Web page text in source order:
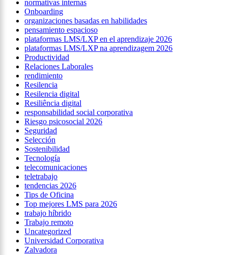
normativas internas
Onboarding
organizaciones basadas en habilidades
pensamiento espacioso
plataformas LMS/LXP en el aprendizaje 2026
plataformas LMS/LXP na aprendizagem 2026
Productividad
Relaciones Laborales
rendimiento
Resilencia
Resilencia digital
Resiliência digital
responsabilidad social corporativa
Riesgo psicosocial 2026
Seguridad
Selección
Sostenibilidad
Tecnología
telecomunicaciones
teletrabajo
tendencias 2026
Tips de Oficina
Top mejores LMS para 2026
trabajo híbrido
Trabajo remoto
Uncategorized
Universidad Corporativa
Zalvadora